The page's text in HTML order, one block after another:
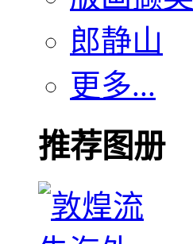
郎静山
更多...
推荐图册